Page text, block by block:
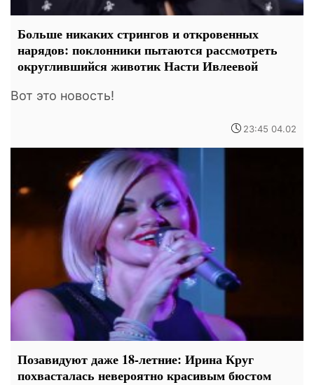
Больше никаких стрингов и откровенных
нарядов: поклонники пытаются рассмотреть
округлившийся животик Насти Ивлеевой
Вот это новость!
23:45 04.02
Позавидуют даже 18-летние: Ирина Круг
похвасталась невероятно красивым бюстом